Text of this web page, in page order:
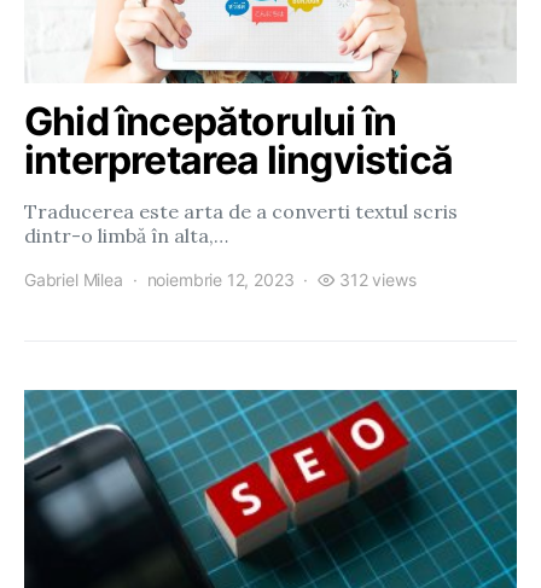
Ghid începătorului în
interpretarea lingvistică
Traducerea este arta de a converti textul scris
dintr-o limbă în alta,…
Gabriel Milea noiembrie 12, 2023 312 views